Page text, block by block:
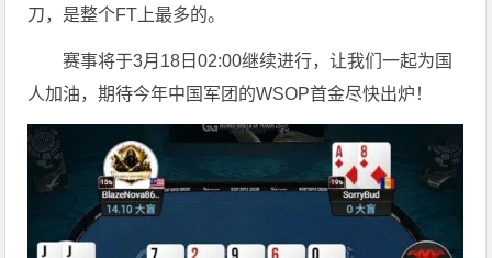
刀，是整个FT上最多的。
赛事将于3月18日02:00继续进行，让我们一起为国
人加油，期待今年中国军团的WSOP首金尽快出炉！